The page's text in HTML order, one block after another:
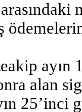
ayın
alan
25’inci